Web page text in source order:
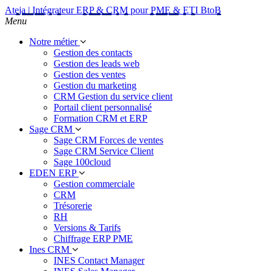
Ateja | Intégrateur ERP & CRM pour PME & ETI BtoB
Menu
Notre métier
Gestion des contacts
Gestion des leads web
Gestion des ventes
Gestion du marketing
CRM Gestion du service client
Portail client personnalisé
Formation CRM et ERP
Sage CRM
Sage CRM Forces de ventes
Sage CRM Service Client
Sage 100cloud
EDEN ERP
Gestion commerciale
CRM
Trésorerie
RH
Versions & Tarifs
Chiffrage ERP PME
Ines CRM
INES Contact Manager